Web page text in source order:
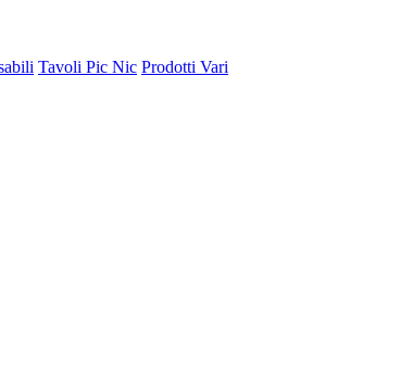
Tavoli Pic Nic Prodotti Vari